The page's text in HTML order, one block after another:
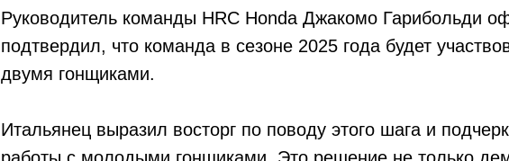
Руководитель команды HRC Honda Джакомо Гарибольди
подтвердил, что команда в сезоне 2025 года будет
двумя гонщиками.
Итальянец выразил восторг по поводу этого шага и